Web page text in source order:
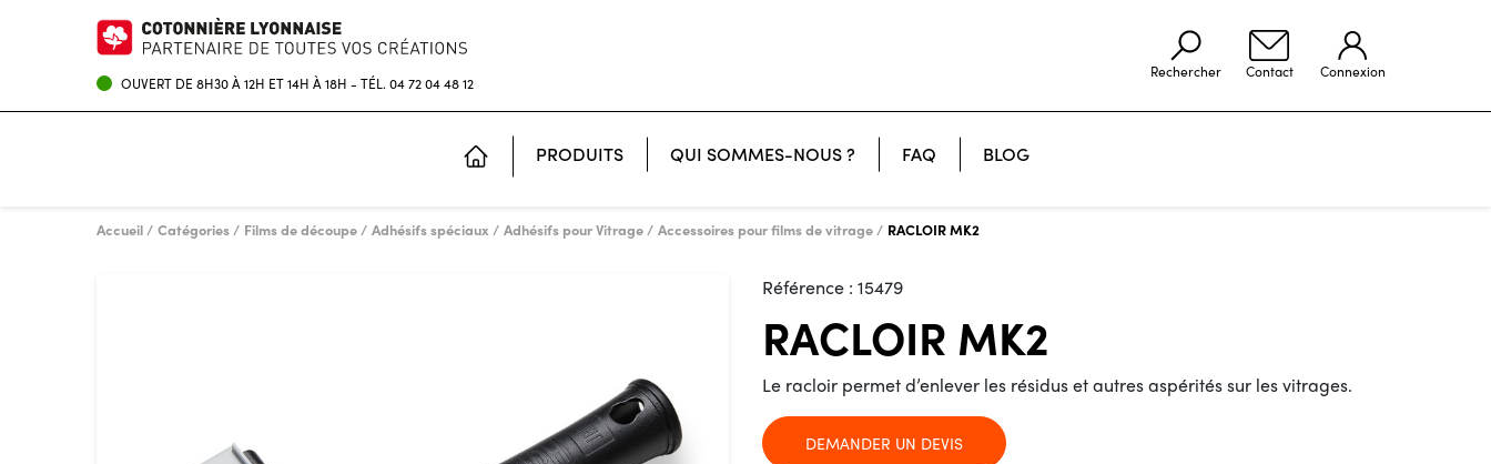
OUVERT DE 8H30 À 12H ET 14H À 18H - TÉL.04 72 04 48 12
Rechercher Contact Connexion
PRODUITS QUI SOMMES-NOUS ? FAQ BLOG
Accueil Catégories Films de découpe Adhésifs spéciaux Adhésifs pour Vitrage Accessoires pour films de vitrage RACLOIR MK2
Référence : 15479
RACLOIR MK2
Le racloir permet d’enlever les résidus et autres aspérités sur les vitrages.
DEMANDER UN DEVIS